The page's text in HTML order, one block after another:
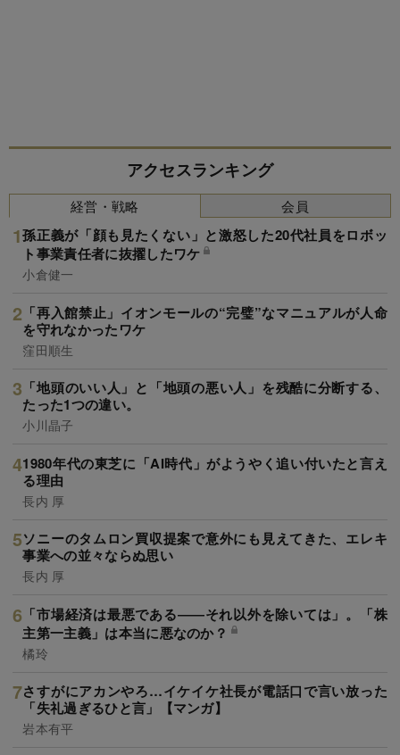
アクセスランキング
経営・戦略
孫正義が「顔も見たくない」と激怒した20代社員をロボッ
ト事業責任者に抜擢したワケ
小倉健一
「再入館禁止」イオンモールの“完璧”なマニュアルが人命
を守れなかったワケ
窪田順生
「地頭のいい人」と「地頭の悪い人」を残酷に分断する、
たった1つの違い。
小川晶子
1980年代の東芝に「AI時代」がようやく追い付いたと言え
る理由
長内 厚
ソニーのタムロン買収提案で意外にも見えてきた、エレキ
事業への並々ならぬ思い
長内 厚
「市場経済は最悪である――それ以外を除いては」。「株
主第一主義」は本当に悪なのか？
橘玲
さすがにアカンやろ…イケイケ社長が電話口で言い放った
「失礼過ぎるひと言」【マンガ】
岩本有平
会員